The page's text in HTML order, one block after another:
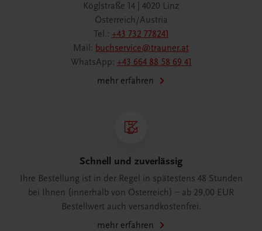
Köglstraße 14 | 4020 Linz
Österreich/Austria
Tel.: +43 732 778241
Mail: buchservice@trauner.at
WhatsApp: +43 664 88 58 69 41
mehr erfahren
Schnell und zuverlässig
Ihre Bestellung ist in der Regel in spätestens 48 Stunden
bei Ihnen (innerhalb von Österreich) – ab 29,00 EUR
Bestellwert auch versandkostenfrei.
mehr erfahren